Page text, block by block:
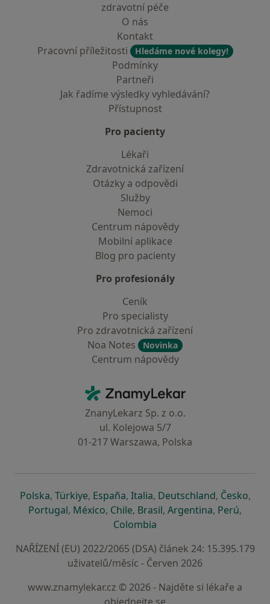
zdravotní péče
O nás
Kontakt
Pracovní příležitosti
Hledáme nové kolegy!
Podmínky
Partneři
Jak řadíme výsledky vyhledávání?
Přístupnost
Pro pacienty
Lékaři
Zdravotnická zařízení
Otázky a odpovědi
Služby
Nemoci
Centrum nápovědy
Mobilní aplikace
Blog pro pacienty
Pro profesionály
Ceník
Pro specialisty
Pro zdravotnická zařízení
Noa Notes
Novinka
Centrum nápovědy
ZnamyLekar - Hlavní stránka
ZnanyLekarz Sp. z o.o.
ul. Kolejowa 5/7
01-217 Warszawa, Polska
Polskase otevře v nové záložce
, Türkiyese otevře v nové záložce
, Españase otevře v nové záložce
, Italiase otevře v nové záložce
, Deutschlandse otevře v
, Českose
,
Portugalse otevře v nové záložce
, Méxicose otevře v nové záložce
, Chilese otevře v nové záložce
, Brasilse otevře v nové
, Argentinase otevře v
, Perúse
,
Colombia
NAŘÍZENÍ (EU) 2022/2065 (DSA) článek 24: 15.395.179
uživatelů/měsíc - Červen 2026
www.znamylekar.cz © 2026 - Najděte si lékaře a